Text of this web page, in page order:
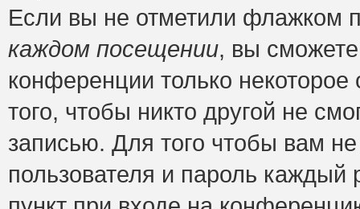
Если вы не отметили флажком
каждом посещении, вы
конференции только
того, чтобы никто другой не
записью. Для того чтобы вам
пользователя и пароль